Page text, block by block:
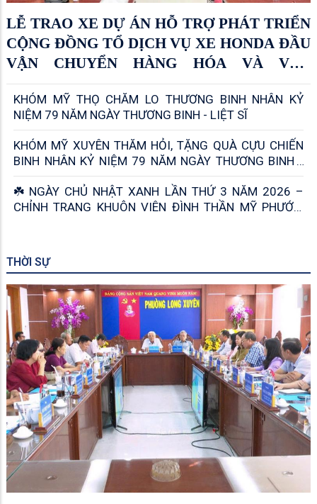
LỄ TRAO XE DỰ ÁN HỖ TRỢ PHÁT TRIỂN
CỘNG ĐỒNG TỔ DỊCH VỤ XE HONDA ĐẦU
VẬN CHUYỂN HÀNG HÓA VÀ VẬN
CHUYỂN KHÁCH
KHÓM MỸ THỌ CHĂM LO THƯƠNG BINH NHÂN KỶ
NIỆM 79 NĂM NGÀY THƯƠNG BINH - LIỆT SĨ
KHÓM MỸ XUYÊN THĂM HỎI, TẶNG QUÀ CỰU CHIẾN
BINH NHÂN KỶ NIỆM 79 NĂM NGÀY THƯƠNG BINH -
LIỆT SĨ (27/7/1947 – 27/7/2026)
☘️ NGÀY CHỦ NHẬT XANH LẦN THỨ 3 NĂM 2026 –
CHỈNH TRANG KHUÔN VIÊN ĐÌNH THẦN MỸ PHƯỚC,
THỜI SỰ